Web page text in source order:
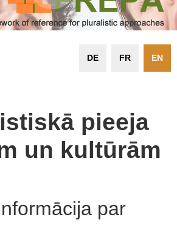
EN
FR
DE
pieeja
un kultūrām
par